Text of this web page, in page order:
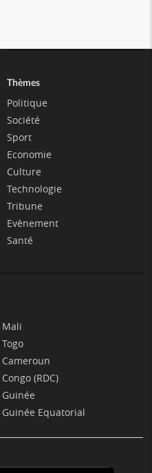
Thèmes
Politique
Société
Sport
Economie
Culture
Technologie
Tribune
Evènement
Santé
Mali
Togo
Cameroun
Congo (RDC)
Guinée
Guinée Equatorial